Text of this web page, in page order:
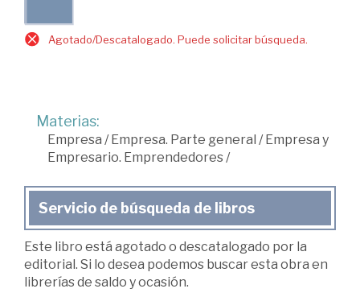
Agotado/Descatalogado. Puede solicitar búsqueda.
Materias:
Empresa /Empresa. Parte general /Empresa y
Empresario. Emprendedores/
Servicio de búsqueda de libros
Este libro está agotado o descatalogado por la
editorial. Si lo desea podemos buscar esta obra en
librerías de saldo y ocasión.